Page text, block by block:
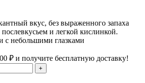
вкус, без выраженного запаха
и легкой кислинкой.
с небольшими глазками
₽ и получите бесплатную доставку!